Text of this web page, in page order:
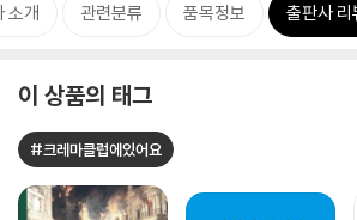
소개 관련분류 품목정보 출판사 리
이 상품의 태그
#크레마클럽에있어요